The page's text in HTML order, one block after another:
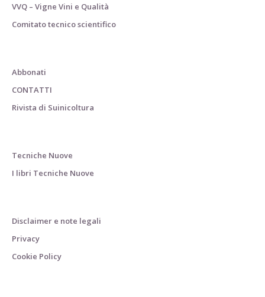
VVQ – Vigne Vini e Qualità
Comitato tecnico scientifico
Abbonati
CONTATTI
Rivista di Suinicoltura
Tecniche Nuove
I libri Tecniche Nuove
Disclaimer e note legali
Privacy
Cookie Policy